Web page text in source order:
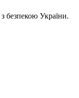
безпекою України.